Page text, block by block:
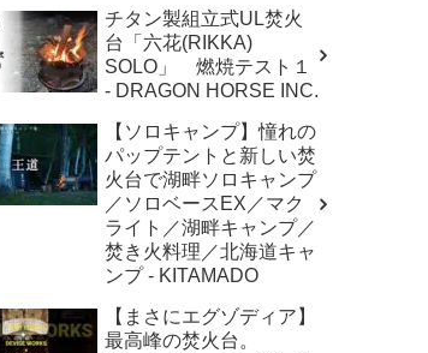
チタン製組立式UL焚火
台「六花(RIKKA)
SOLO」 燃焼テスト１
- DRAGON HORSE INC.
【ソロキャンプ】憧れの
パップテントと新しい焚
火台で湖畔ソロキャンプ
／ソロベースEX／マク
ライト／湖畔キャンプ／
焚き火料理／北海道キャ
ンプ - KITAMADO
【まさにエグゾディア】
最高峰の焚火台。